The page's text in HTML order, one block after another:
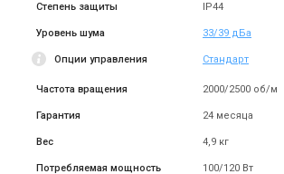
96 317 грн
Купить
74 145 грн
Купить
Степень защиты IP44
Уровень шума 33/39 дБа
Опции управления Стандарт
Частота вращения 2000/2500 об/м
Гарантия 24 месяца
Вес 4,9 кг
Потребляемая мощность 100/120 Вт